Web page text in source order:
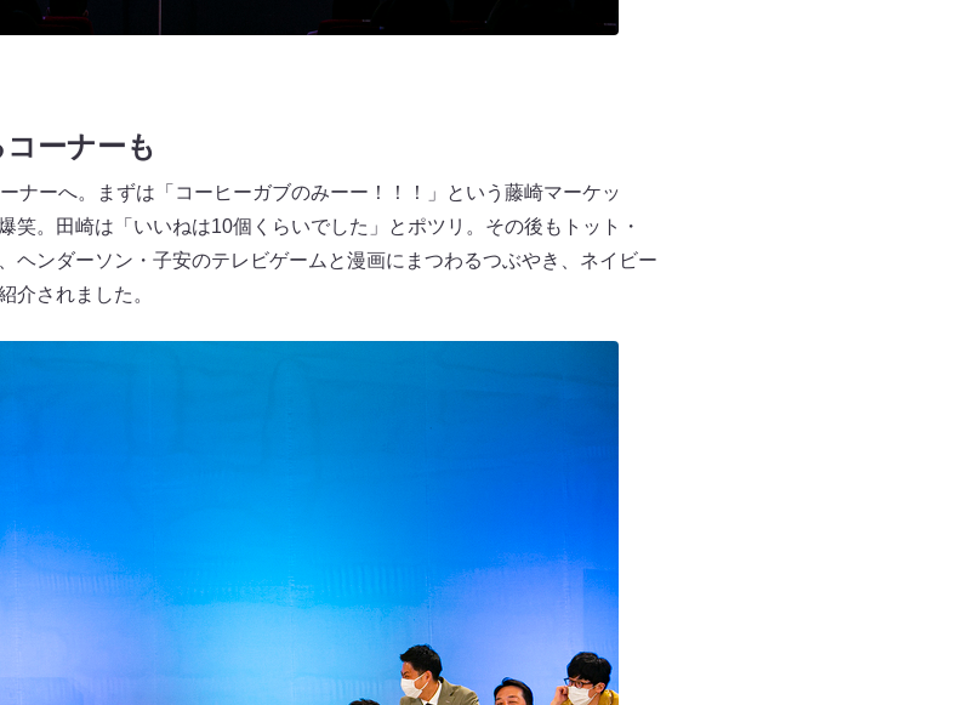
コーナーも
ナーへ。まずは「コーヒーガブのみーー！！！」という藤崎マーケッ
笑。田崎は「いいねは10個くらいでした」とポツリ。その後もトット・
ヘンダーソン・子安のテレビゲームと漫画にまつわるつぶやき、ネイビー
介されました。